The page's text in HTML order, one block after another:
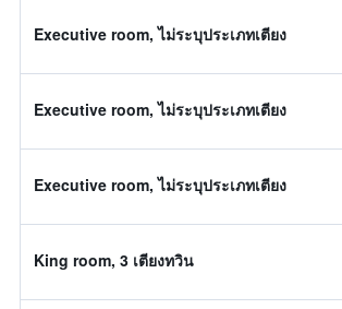
Executive room, ไม่ระบุประเภทเตียง
Executive room, ไม่ระบุประเภทเตียง
Executive room, ไม่ระบุประเภทเตียง
King room, 3 เตียงทวิน